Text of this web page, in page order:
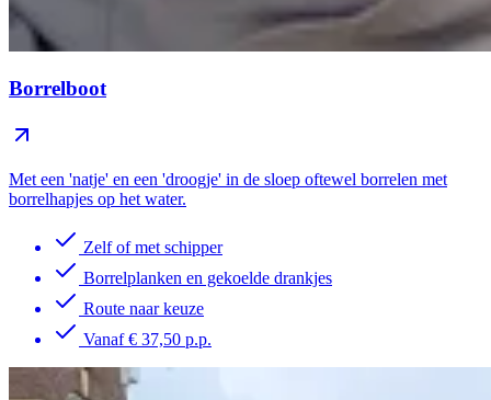
Borrelboot
Met een 'natje' en een 'droogje' in de sloep oftewel borrelen met
borrelhapjes op het water.
Zelf of met schipper
Borrelplanken en gekoelde drankjes
Route naar keuze
Vanaf € 37,50 p.p.